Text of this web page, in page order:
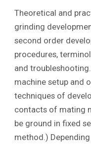
Theoretical and
grinding
second order
procedures,
and
machine setup and
techniques of
contacts of mating
be ground in fixed
method.)